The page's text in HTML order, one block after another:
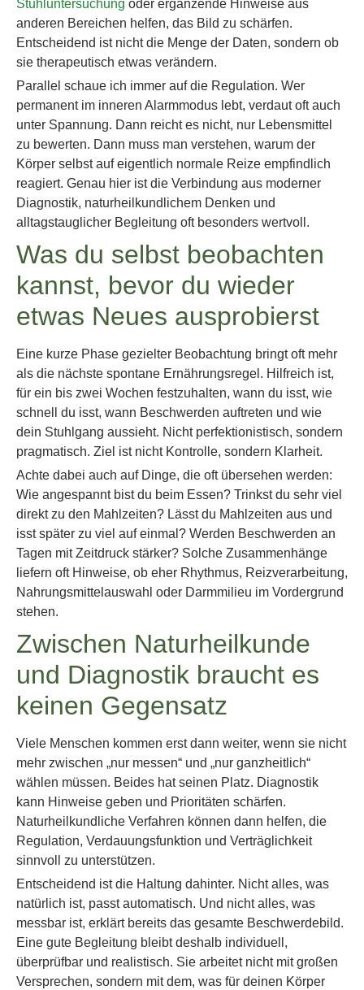
Stuhluntersuchung oder ergänzende Hinweise aus
anderen Bereichen helfen, das Bild zu schärfen.
Entscheidend ist nicht die Menge der Daten, sondern ob
sie therapeutisch etwas verändern.
Parallel schaue ich immer auf die Regulation. Wer
permanent im inneren Alarmmodus lebt, verdaut oft auch
unter Spannung. Dann reicht es nicht, nur Lebensmittel
zu bewerten. Dann muss man verstehen, warum der
Körper selbst auf eigentlich normale Reize empfindlich
reagiert. Genau hier ist die Verbindung aus moderner
Diagnostik, naturheilkundlichem Denken und
alltagstauglicher Begleitung oft besonders wertvoll.
Was du selbst beobachten
kannst, bevor du wieder
etwas Neues ausprobierst
Eine kurze Phase gezielter Beobachtung bringt oft mehr
als die nächste spontane Ernährungsregel. Hilfreich ist,
für ein bis zwei Wochen festzuhalten, wann du isst, wie
schnell du isst, wann Beschwerden auftreten und wie
dein Stuhlgang aussieht. Nicht perfektionistisch, sondern
pragmatisch. Ziel ist nicht Kontrolle, sondern Klarheit.
Achte dabei auch auf Dinge, die oft übersehen werden:
Wie angespannt bist du beim Essen? Trinkst du sehr viel
direkt zu den Mahlzeiten? Lässt du Mahlzeiten aus und
isst später zu viel auf einmal? Werden Beschwerden an
Tagen mit Zeitdruck stärker? Solche Zusammenhänge
liefern oft Hinweise, ob eher Rhythmus, Reizverarbeitung,
Nahrungsmittelauswahl oder Darmmilieu im Vordergrund
stehen.
Zwischen Naturheilkunde
und Diagnostik braucht es
keinen Gegensatz
Viele Menschen kommen erst dann weiter, wenn sie nicht
mehr zwischen „nur messen“ und „nur ganzheitlich“
wählen müssen. Beides hat seinen Platz. Diagnostik
kann Hinweise geben und Prioritäten schärfen.
Naturheilkundliche Verfahren können dann helfen, die
Regulation, Verdauungsfunktion und Verträglichkeit
sinnvoll zu unterstützen.
Entscheidend ist die Haltung dahinter. Nicht alles, was
natürlich ist, passt automatisch. Und nicht alles, was
messbar ist, erklärt bereits das gesamte Beschwerdebild.
Eine gute Begleitung bleibt deshalb individuell,
überprüfbar und realistisch. Sie arbeitet nicht mit großen
Versprechen, sondern mit dem, was für deinen Körper